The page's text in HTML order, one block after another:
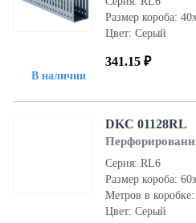
В наличии
Размер короба:
Цвет: Серый
341.15 ₽
DKC 01128RL
Серия: RL6
Размер короба:
Метров в
Цвет: Серый